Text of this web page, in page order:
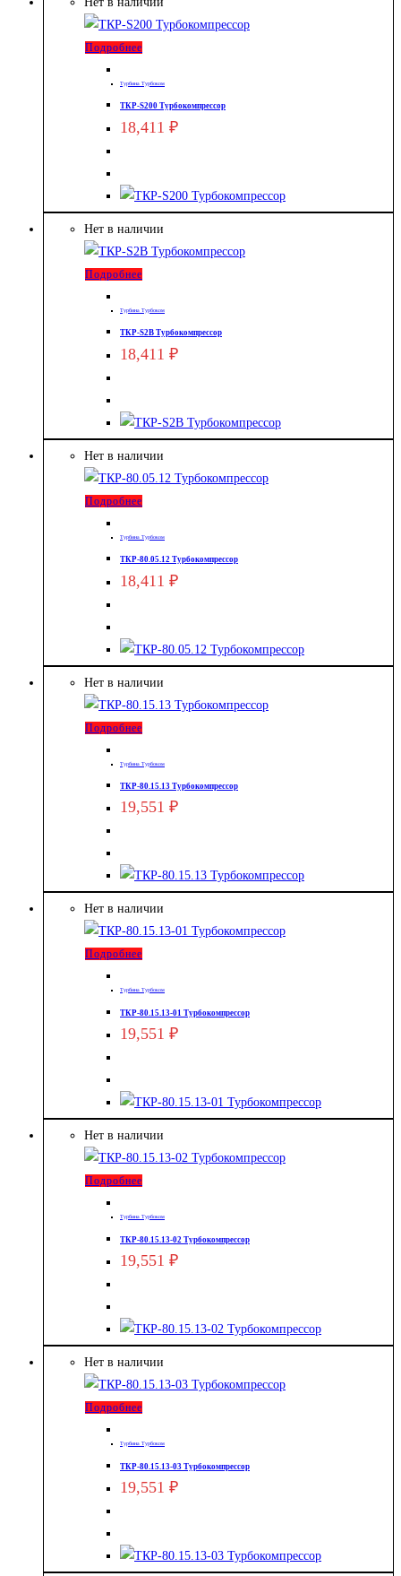
Подробнее
Турбина Турбоком
ТКР-S200 Турбокомпрессор
18,411 ₽
Нет в наличии
Подробнее
Турбина Турбоком
ТКР-S2B Турбокомпрессор
18,411 ₽
Нет в наличии
Подробнее
Турбина Турбоком
ТКР-80.05.12 Турбокомпрессор
18,411 ₽
Нет в наличии
Подробнее
Турбина Турбоком
ТКР-80.15.13 Турбокомпрессор
19,551 ₽
Нет в наличии
Подробнее
Турбина Турбоком
ТКР-80.15.13-01 Турбокомпрессор
19,551 ₽
Нет в наличии
Подробнее
Турбина Турбоком
ТКР-80.15.13-02 Турбокомпрессор
19,551 ₽
Нет в наличии
Подробнее
Турбина Турбоком
ТКР-80.15.13-03 Турбокомпрессор
19,551 ₽